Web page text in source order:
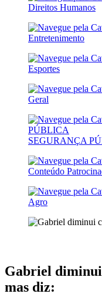
Direitos Humanos
Entretenimento
Esportes
Geral
SEGURANÇA
Conteúdo
Agro
Gabriel
mas diz: